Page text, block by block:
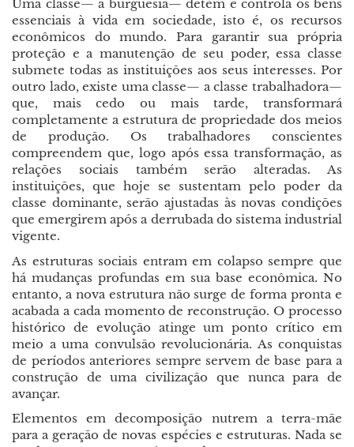
Uma classe— a burguesia— detém e controla os bens
essenciais à vida em sociedade, isto é, os recursos
econômicos do mundo. Para garantir sua própria
proteção e a manutenção de seu poder, essa classe
submete todas as instituições aos seus interesses. Por
outro lado, existe uma classe— a classe trabalhadora—
que, mais cedo ou mais tarde, transformará
completamente a estrutura de propriedade dos meios
de produção. Os trabalhadores conscientes
compreendem que, logo após essa transformação, as
relações sociais também serão alteradas. As
instituições, que hoje se sustentam pelo poder da
classe dominante, serão ajustadas às novas condições
que emergirem após a derrubada do sistema industrial
vigente.
As estruturas sociais entram em colapso sempre que
há mudanças profundas em sua base econômica. No
entanto, a nova estrutura não surge de forma pronta e
acabada a cada momento de reconstrução. O processo
histórico de evolução atinge um ponto crítico em
meio a uma convulsão revolucionária. As conquistas
de períodos anteriores sempre servem de base para a
construção de uma civilização que nunca para de
avançar.
Elementos em decomposição nutrem a terra-mãe
para a geração de novas espécies e estruturas. Nada se